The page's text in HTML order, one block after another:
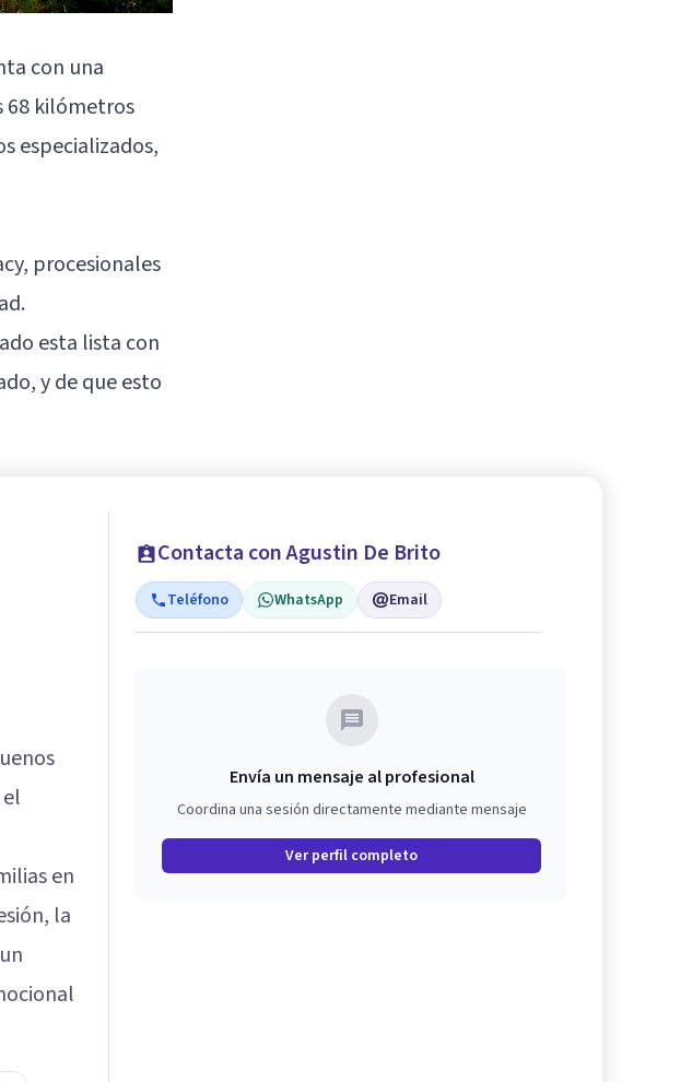
con una
68 kilómetros
especializados,
procesionales
esta lista con
y de que esto
en
la
Contacta con Agustin De Brito
Teléfono WhatsApp Email
Envía un mensaje al profesional
Coordina una sesión directamente mediante mensaje
Ver perfil completo